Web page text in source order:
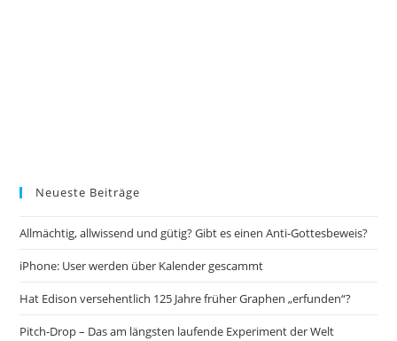
Neueste Beiträge
Allmächtig, allwissend und gütig? Gibt es einen Anti-Gottesbeweis?
iPhone: User werden über Kalender gescammt
Hat Edison versehentlich 125 Jahre früher Graphen „erfunden“?
Pitch-Drop – Das am längsten laufende Experiment der Welt